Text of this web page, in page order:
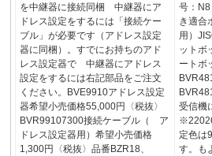
を中継器に接続同梱 中継器にア
ドレス設定をするには「接続ケー
ブル」が必要です（アドレス設定
器に同梱）。すでにお持ちのアド
レス設定器で 中継器にアドレス
設定をするには右記部品をご注文
ください。BVE9910アドレス設定
器希望小売価格55,000円〈税抜〉
BVR99107300接続ケーブル（ ア
ドレス設定器用）希望小売価格
1,300円〈税抜〉品番BZR18、
号：
き適合
用）
ットボ
ートボ
受信機
定色は
す。も